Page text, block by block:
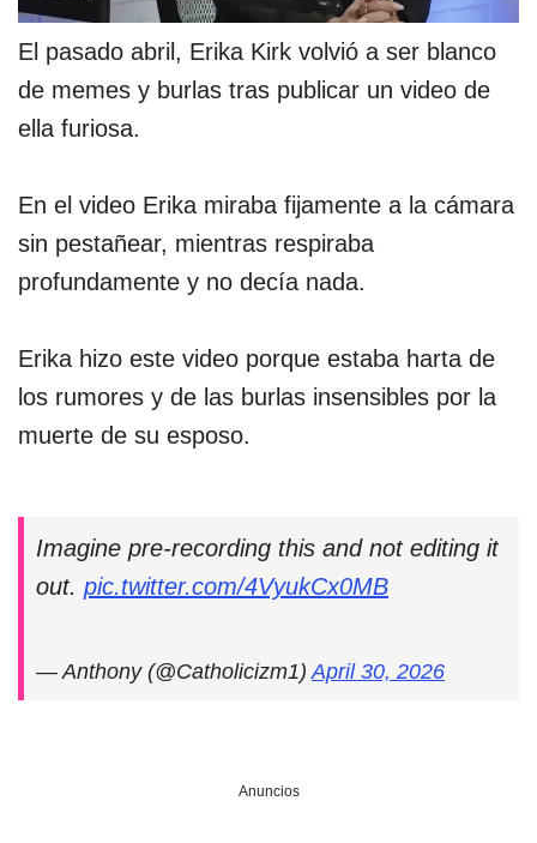
El pasado abril, Erika Kirk volvió a ser blanco
de memes y burlas tras publicar un video de
ella furiosa.
En el video Erika miraba fijamente a la cámara
sin pestañear, mientras respiraba
profundamente y no decía nada.
Erika hizo este video porque estaba harta de
los rumores y de las burlas insensibles por la
muerte de su esposo.
Imagine pre-recording this and not editing it
out. pic.twitter.com/4VyukCx0MB
— Anthony (@Catholicizm1) April 30, 2026
Anuncios